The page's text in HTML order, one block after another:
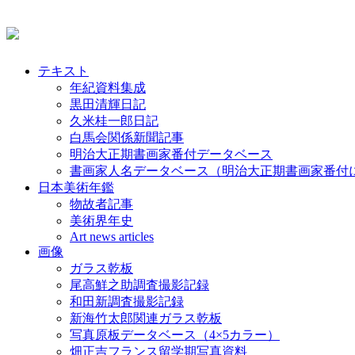
テキスト
年紀資料集成
黒田清輝日記
久米桂一郎日記
白馬会関係新聞記事
明治大正期書画家番付データベース
書画家人名データベース（明治大正期書画家番付
日本美術年鑑
物故者記事
美術界年史
Art news articles
画像
ガラス乾板
尾高鮮之助調査撮影記録
和田新調査撮影記録
新海竹太郎関連ガラス乾板
写真原板データベース（4×5カラー）
畑正吉フランス留学期写真資料